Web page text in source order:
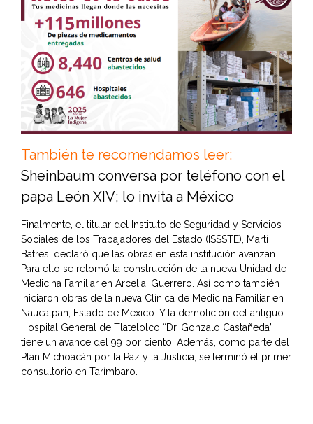
También te recomendamos leer:
Sheinbaum conversa por teléfono con el
papa León XIV; lo invita a México
Finalmente, el titular del Instituto de Seguridad y Servicios
Sociales de los Trabajadores del Estado (ISSSTE), Martí
Batres, declaró que las obras en esta institución avanzan.
Para ello se retomó la construcción de la nueva Unidad de
Medicina Familiar en Arcelia, Guerrero. Así como también
iniciaron obras de la nueva Clínica de Medicina Familiar en
Naucalpan, Estado de México. Y la demolición del antiguo
Hospital General de Tlatelolco “Dr. Gonzalo Castañeda”
tiene un avance del 99 por ciento. Además, como parte del
Plan Michoacán por la Paz y la Justicia, se terminó el primer
consultorio en Tarímbaro.